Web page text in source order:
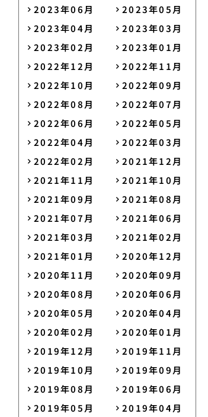
2023年06月
2023年05月
2023年04月
2023年03月
2023年02月
2023年01月
2022年12月
2022年11月
2022年10月
2022年09月
2022年08月
2022年07月
2022年06月
2022年05月
2022年04月
2022年03月
2022年02月
2021年12月
2021年11月
2021年10月
2021年09月
2021年08月
2021年07月
2021年06月
2021年03月
2021年02月
2021年01月
2020年12月
2020年11月
2020年09月
2020年08月
2020年06月
2020年05月
2020年04月
2020年02月
2020年01月
2019年12月
2019年11月
2019年10月
2019年09月
2019年08月
2019年06月
2019年05月
2019年04月